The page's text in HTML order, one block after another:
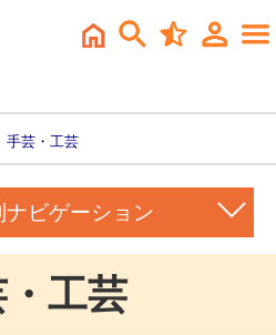
手芸・工芸
ナビゲーション
工芸